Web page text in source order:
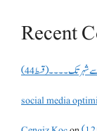
Recent
social media